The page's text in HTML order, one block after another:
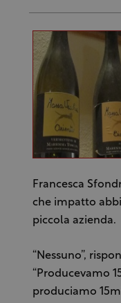
Francesca
che impatto
piccola azienda.
“Nessuno”,
“Producevamo
produciamo